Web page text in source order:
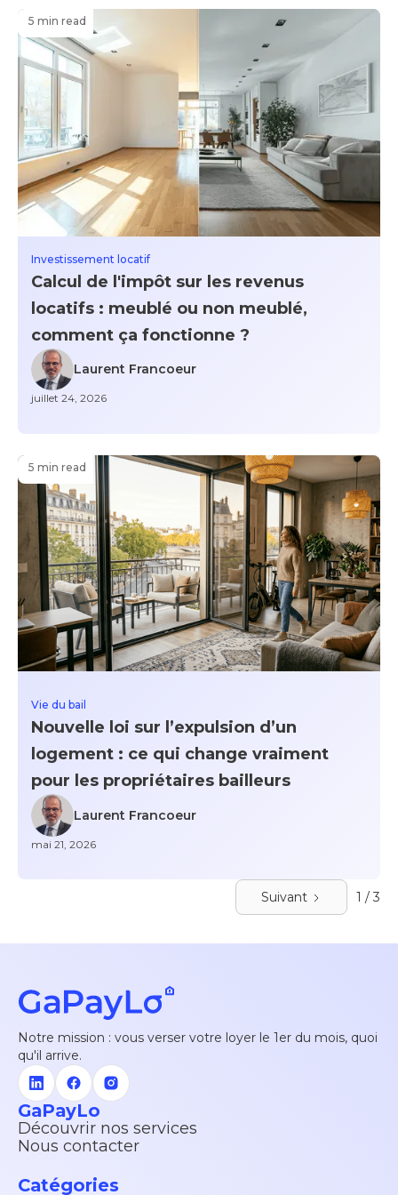
5 min read
Investissement locatif
Calcul de l'impôt sur les revenus
locatifs : meublé ou non meublé,
comment ça fonctionne ?
Laurent Francoeur
juillet 24, 2026
5 min read
Vie du bail
Nouvelle loi sur l’expulsion d’un
logement : ce qui change vraiment
pour les propriétaires bailleurs
Laurent Francoeur
mai 21, 2026
Suivant 1 / 3
Notre mission : vous verser votre loyer le 1er du mois, quoi
qu'il arrive.
GaPayLo
Découvrir nos services
Nous contacter
Catégories